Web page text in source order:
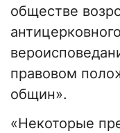
обществе
правовом
общин».
«Некоторые